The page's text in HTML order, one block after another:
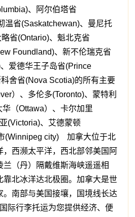
、阿尔伯塔省
温省(Saskatchewan)、曼尼托
省(Ontario)、魁北克省
Foundland)、新不伦瑞克省
爱德华王子岛省(Prince
舍省(Nova Scotia)的所有主要
）、多伦多(Toronto)、蒙特利
（Ottawa）、卡尔加里
(Victoria)、艾德蒙顿
(Winnipeg city) 加拿大位于北
，西濒太平洋，西北部邻美国阿
兰（丹）隔戴维斯海峡遥遥相
靠北冰洋达北极圈。加拿大是世
。南部与美国接壤，国境线长达
际行李托运为您提供经济、便